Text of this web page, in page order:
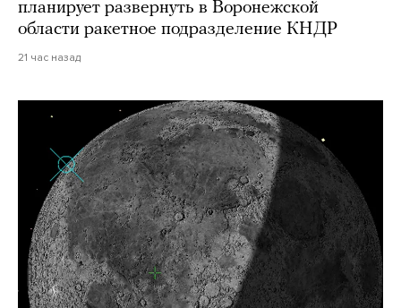
планирует развернуть в Воронежской
области ракетное подразделение КНДР
21 час назад